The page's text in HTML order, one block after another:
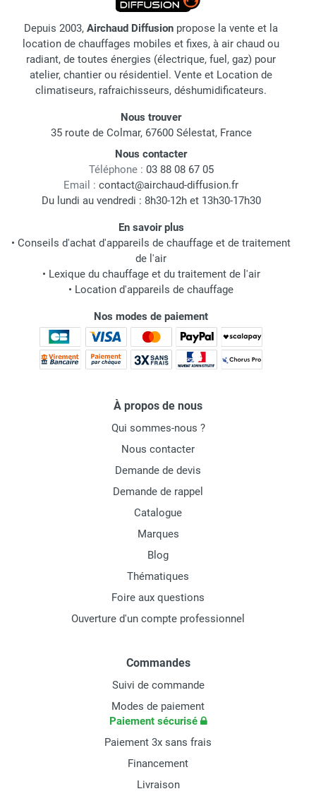
Depuis 2003, Airchaud Diffusion propose la vente et la
location de chauffages mobiles et fixes, à air chaud ou
radiant, de toutes énergies (électrique, fuel, gaz) pour
atelier, chantier ou résidentiel. Vente et Location de
climatiseurs, rafraichisseurs, déshumidificateurs.
Nous trouver
35 route de Colmar, 67600 Sélestat, France
Nous contacter
Téléphone : 03 88 08 67 05
Email : contact@airchaud-diffusion.fr
Du lundi au vendredi : 8h30-12h et 13h30-17h30
En savoir plus
• Conseils d'achat d'appareils de chauffage et de traitement
de l'air
• Lexique du chauffage et du traitement de l'air
• Location d'appareils de chauffage
Nos modes de paiement
À propos de nous
Qui sommes-nous ?
Nous contacter
Demande de devis
Demande de rappel
Catalogue
Marques
Blog
Thématiques
Foire aux questions
Ouverture d'un compte professionnel
Commandes
Suivi de commande
Modes de paiement
Paiement sécurisé
Paiement 3x sans frais
Financement
Livraison